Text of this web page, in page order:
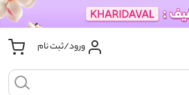
ورود/ثبت نام